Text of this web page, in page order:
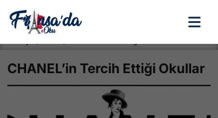
CHANEL’in Tercih Ettiği Okullar